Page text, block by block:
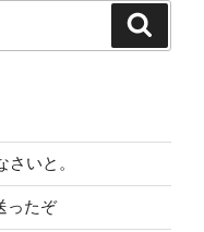
いと。
ったぞ